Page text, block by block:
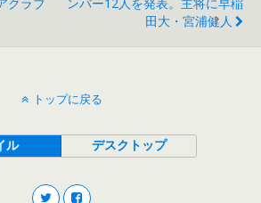
田大・宮浦健人
トップに戻る
ル デスクトップ